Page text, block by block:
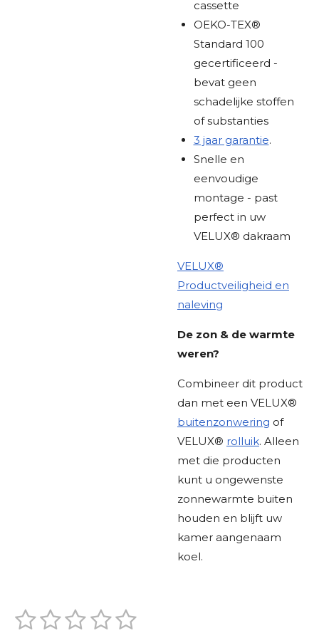
cassette
OEKO-TEX®
Standard 100
gecertificeerd -
bevat geen
schadelijke stoffen
of substanties
3 jaar garantie.
Snelle en
eenvoudige
montage - past
perfect in uw
VELUX® dakraam
VELUX®
Productveiligheid en
naleving
De zon & de warmte
weren?
Combineer dit product
dan met een VELUX®
buitenzonwering of
VELUX® rolluik. Alleen
met die producten
kunt u ongewenste
zonnewarmte buiten
houden en blijft uw
kamer aangenaam
koel.
R
1
2 3 4 5
S